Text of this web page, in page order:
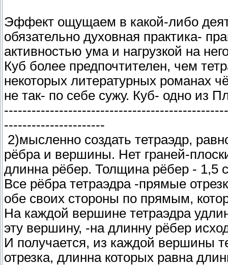
Эффект ощущаем в какой-либо
обязательно духовная практика-
активностью ума и нагрузкой на
Куб более предпочтителен, чем
некоторых литературных романах
не так- по себе сужу. Куб- одно из
----------------------
2)мысленно создать тетраэдр,
рёбра и вершины. Нет граней-
длинна рёбер. Толщина рёбер - 1,5
Все рёбра тетраэдра -прямые
обе своих стороны по прямым,
На каждой вершине тетраэдра
эту вершину, -на длинну рёбер
И получается, из каждой вершины
отрезка, длинна которых равна